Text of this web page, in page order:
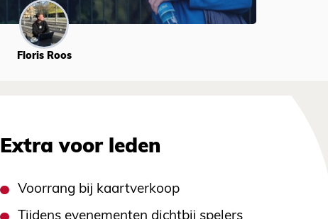
Floris Roos
Extra voor leden
Voorrang bij kaartverkoop